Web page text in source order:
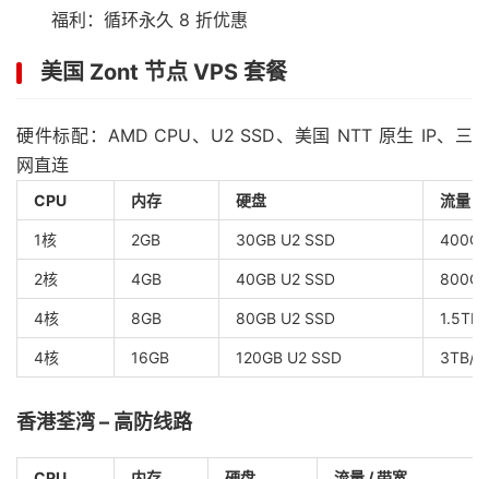
福利：循环永久 8 折优惠
美国 Zont 节点 VPS 套餐
硬件标配：AMD CPU、U2 SSD、美国 NTT 原生 IP、三
网直连
CPU 内存 硬盘 流量 /
1核 2GB 30GB U2 SSD
2核 4GB 40GB U2 SSD
4核 8GB 80GB U2 SSD
4核 16GB 120GB U2 SSD 3TB/
香港荃湾 – 高防线路